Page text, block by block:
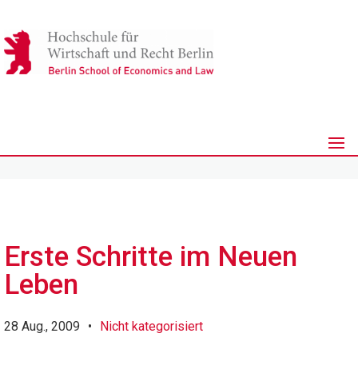
Erste Schritte im Neuen
Leben
28 Aug., 2009 • Nicht kategorisiert